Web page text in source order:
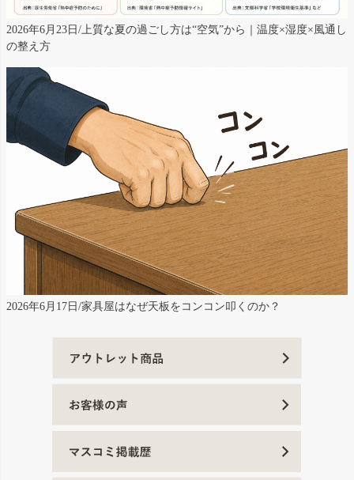
2026年6月23日/上質な夏の過ごし方は“空気”から｜温度×湿度×風通し
の整え方
2026年6月17日/家具屋はなぜ天板をコンコン叩くのか？